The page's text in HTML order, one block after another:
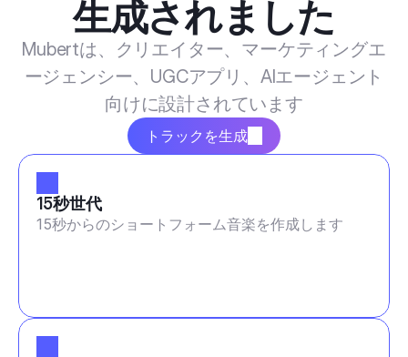
生成されました
Mubertは、クリエイター、マーケティングエ
ージェンシー、UGCアプリ、AIエージェント
向けに設計されています
トラックを生成
15秒世代
15秒からのショートフォーム音楽を作成します